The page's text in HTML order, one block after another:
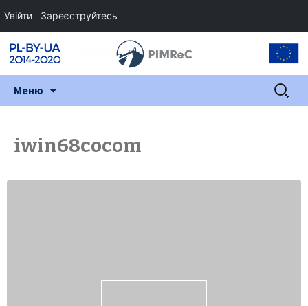
Меню Пошук:
iwin68cocom
Увійти Зареєструйтесь